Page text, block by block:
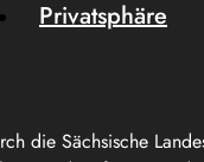
die Sächsische
Privatsphäre